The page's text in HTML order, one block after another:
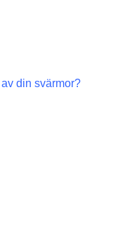
din svärmor?